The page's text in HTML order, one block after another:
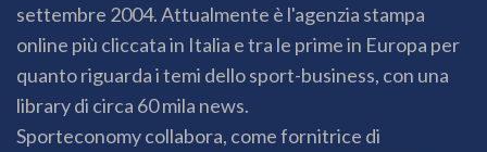
settembre 2004. Attualmente è l'agenzia stampa
online più cliccata in Italia e tra le prime in Europa per
quanto riguarda i temi dello sport-business, con una
library di circa 60 mila news.
Sporteconomy collabora, come fornitrice di